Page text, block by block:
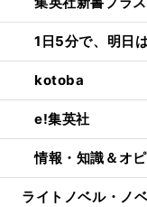
1日5分で、明日
kotoba
e!集英社
情報・知識＆オ
ライトノベル・ノ